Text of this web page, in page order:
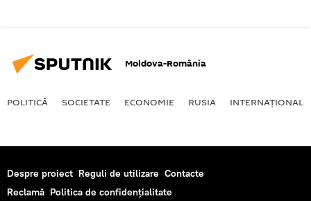
Moldova-România
POLITICĂ SOCIETATE ECONOMIE RUSIA INTERNAŢIONAL
Despre proiect Reguli de utilizare Contacte
Reclamă Politica de confidențialitate